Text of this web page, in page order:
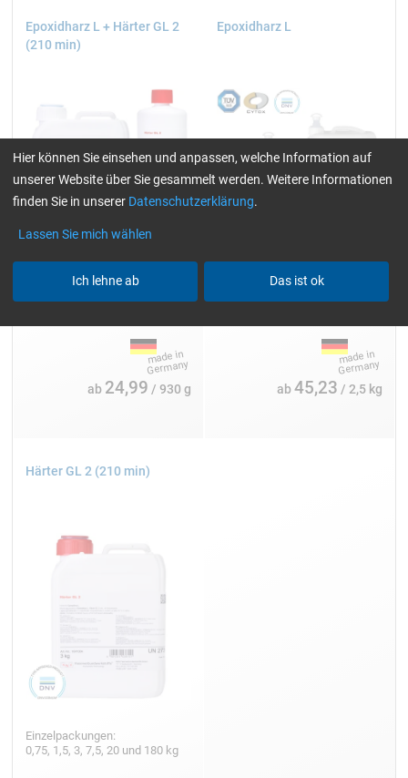
Epoxidharz L + Härter GL 2
(210 min)
930 g und 3,25 kg
ab 24,99 / 930 g
Epoxidharz L
2,5, 5, 10, 25 und 200 kg
ab45,23 / 2,5 kg
Härter GL 2 (210 min)
Einzelpackungen:
0,75, 1,5, 3, 7,5, 20 und 180 kg
Hier können Sie einsehen und anpassen, welche Information auf
unserer Website über Sie gesammelt werden. Weitere Informationen
finden Sie in unserer Datenschutzerklärung.
Lassen Sie mich wählen
Ich lehne ab Das ist ok